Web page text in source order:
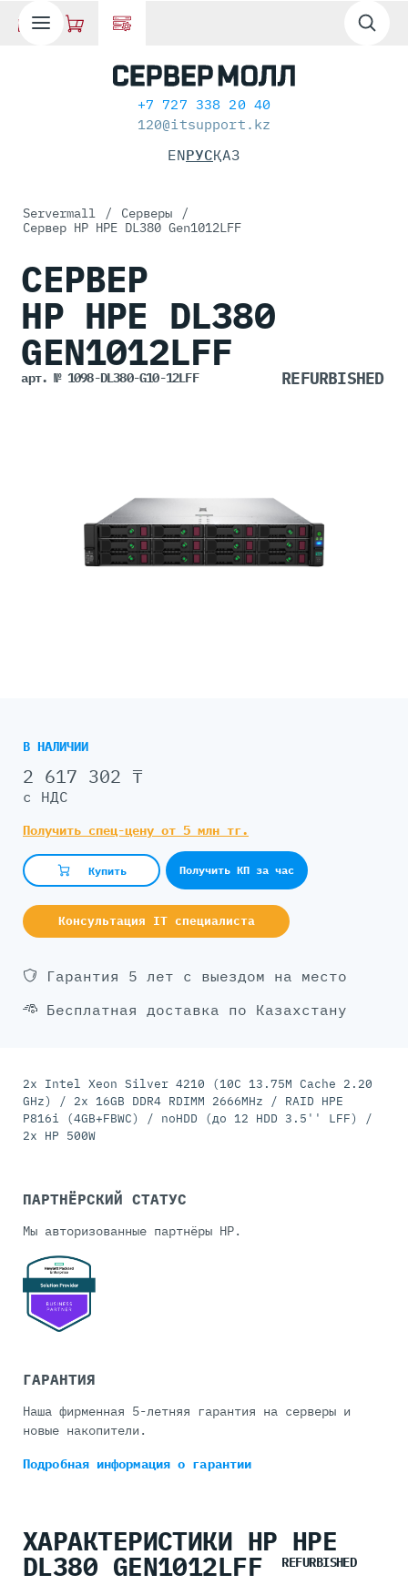
+7 727 338 20 40
120@itsupport.kz
ENРУСҚАЗ
Servermall / Серверы
/
Сервер HP HPE DL380 Gen1012LFF
СЕРВЕР
HP HPE DL380
GEN1012LFF
арт. № 1098-DL380-G10-12LFF
В НАЛИЧИИ
2 617 302 ₸
с НДС
Получить спец-цену от 5 млн тг.
Купить Получить КП за час
Консультация IT специалиста
Гарантия 5 лет с выездом на место
Бесплатная доставка по Казахстану
2x Intel Xeon Silver 4210 (10C 13.75M Cache 2.20
GHz) / 2x 16GB DDR4 RDIMM 2666MHz / RAID HPE
P816i (4GB+FBWC) / noHDD (до 12 HDD 3.5'' LFF) /
2x HP 500W
ПАРТНЁРСКИЙ СТАТУС
Мы авторизованные партнёры HP.
ГАРАНТИЯ
Наша фирменная 5-летняя гарантия на серверы и
новые накопители.
Подробная информацияо гарантии
ХАРАКТЕРИСТИКИ HP HPE
DL380 GEN1012LFF REFURBISHED